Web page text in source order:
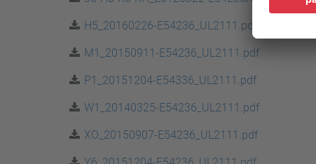
H5_20160226-E54236_UL2111.pdf
M1_20150911-E54236_UL2111.pdf
P1_20151204-E54336_UL2111.pdf
W1_20140325-E54236_UL2111.pdf
XO_20150907-E54236_UL2111.pdf